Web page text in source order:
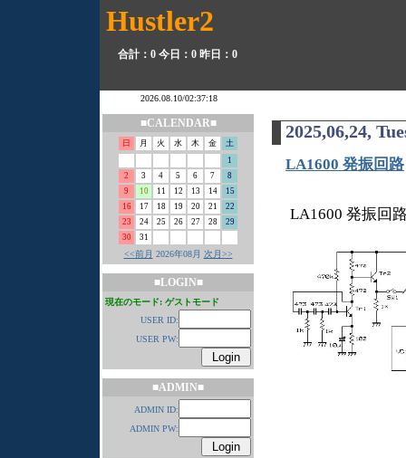
Hustler2
合計：0 今日：0 昨日：0
■CALENDAR■
日 月 火 水 木 金
土
1
2
3 4 5 6 7
8
9
10 11 12 13 14
15
16
17 18 19 20 21
22
23
24 25 26 27 28
29
30
31
<<前月 2026年08月 次月>>
■LOGIN■
現在のモード: ゲストモード
USER ID:
USER PW:
■ADMIN■
ADMIN ID:
ADMIN PW:
2025,06,24,
LA1600 発振回路
LA1600 発振回